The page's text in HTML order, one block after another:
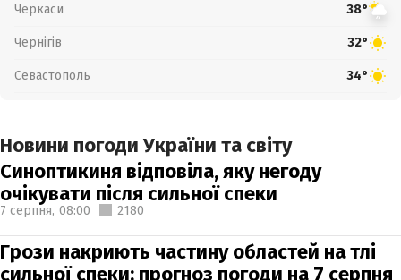
Черкаси 38°
Чернігів 32°
Севастополь 34°
Новини погоди України та світу
Синоптикиня відповіла, яку негоду
очікувати після сильної спеки
7 серпня, 08:00 2180
Грози накриють частину областей на тлі
сильної спеки: прогноз погоди на 7 серпня